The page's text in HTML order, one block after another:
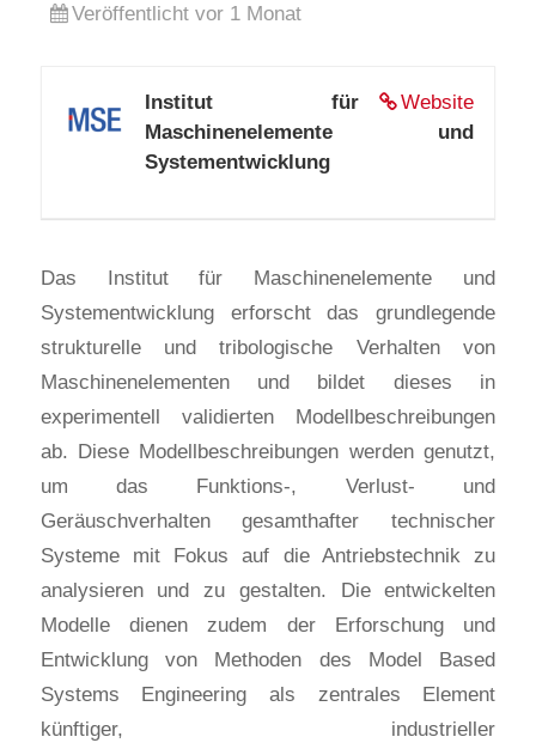
Veröffentlicht vor 1 Monat
Website
Institut für
Maschinenelemente und
Systementwicklung
Das Institut für Maschinenelemente und
Systementwicklung erforscht das grundlegende
strukturelle und tribologische Verhalten von
Maschinenelementen und bildet dieses in
experimentell validierten Modellbeschreibungen
ab. Diese Modellbeschreibungen werden genutzt,
um das Funktions-, Verlust- und
Geräuschverhalten gesamthafter technischer
Systeme mit Fokus auf die Antriebstechnik zu
analysieren und zu gestalten. Die entwickelten
Modelle dienen zudem der Erforschung und
Entwicklung von Methoden des Model Based
Systems Engineering als zentrales Element
künftiger, industrieller